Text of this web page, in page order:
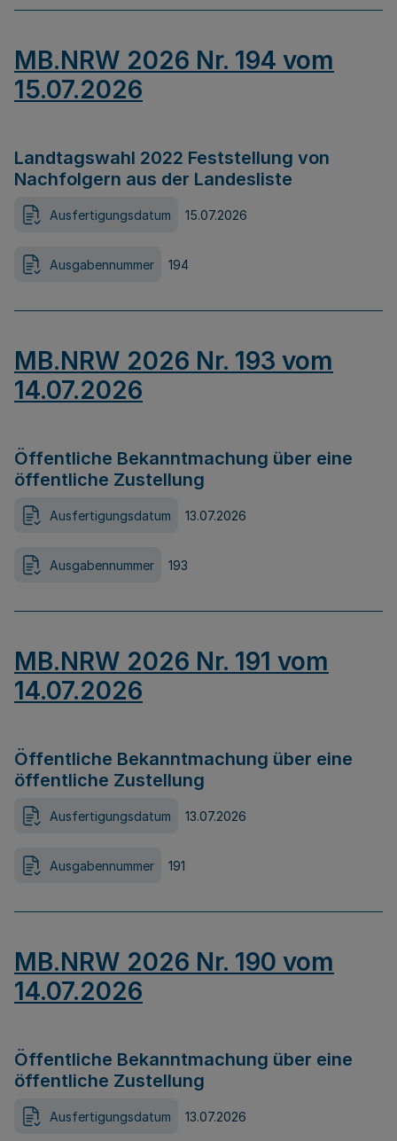
MB.NRW 2026 Nr. 194 vom
15.07.2026
Landtagswahl 2022 Feststellung von
Nachfolgern aus der Landesliste
Ausfertigungsdatum 15.07.2026
Ausgabennummer 194
MB.NRW 2026 Nr. 193 vom
14.07.2026
Öffentliche Bekanntmachung über eine
öffentliche Zustellung
Ausfertigungsdatum 13.07.2026
Ausgabennummer 193
MB.NRW 2026 Nr. 191 vom
14.07.2026
Öffentliche Bekanntmachung über eine
öffentliche Zustellung
Ausfertigungsdatum 13.07.2026
Ausgabennummer 191
MB.NRW 2026 Nr. 190 vom
14.07.2026
Öffentliche Bekanntmachung über eine
öffentliche Zustellung
Ausfertigungsdatum 13.07.2026